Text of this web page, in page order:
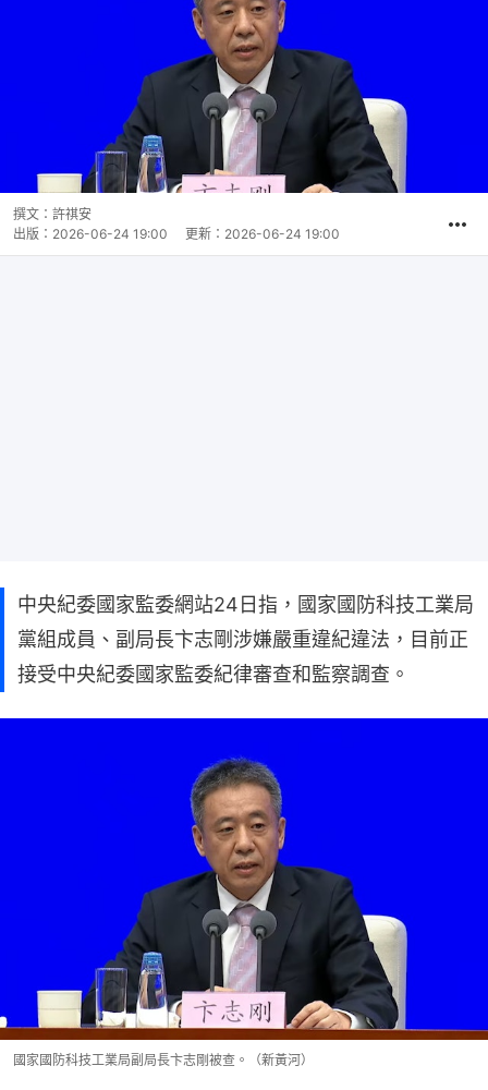
撰文： 許祺安
出版： 2026-06-24 19:00 更新： 2026-06-24 19:00
中央紀委國家監委網站24日指，國家國防科技工業局
黨組成員、副局長卞志剛涉嫌嚴重違紀違法，目前正
接受中央紀委國家監委紀律審查和監察調查。
國家國防科技工業局副局長卞志剛被查。（新黃河）